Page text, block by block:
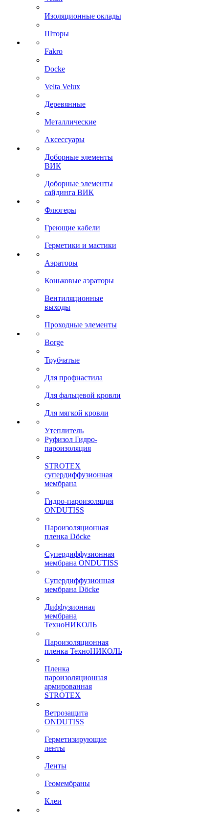
Изоляционные оклады
Шторы
Fakro
Docke
Velta Velux
Деревянные
Металлические
Аксессуары
Доборные элементы
ВИК
Доборные элементы
сайдинга ВИК
Флюгеры
Греющие кабели
Герметики и мастики
Аэраторы
Коньковые аэраторы
Вентиляционные
выходы
Проходные элементы
Borge
Трубчатые
Для профнастила
Для фальцевой кровли
Для мягкой кровли
Утеплитель
Руфизол Гидро-
пароизоляция
STROTEX
супердиффузионная
мембрана
Гидро-пароизоляция
ONDUTISS
Пароизоляционная
пленка Döcke
Супердиффузионная
мембрана ONDUTISS
Супердиффузионная
мембрана Döcke
Диффузионная
мембрана
ТехноНИКОЛЬ
Пароизоляционная
пленка ТехноНИКОЛЬ
Пленка
пароизоляционная
армированная
STROTEX
Ветрозащита
ONDUTISS
Герметизирующие
ленты
Ленты
Геомембраны
Клеи